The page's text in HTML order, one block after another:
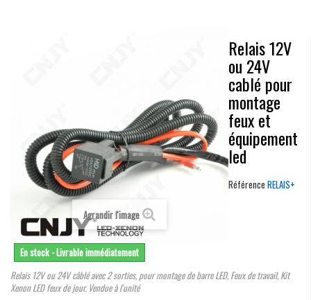
Agrandir l'image
Relais 12V
ou 24V
cablé pour
montage
feux et
équipement
led
Référence RELAIS+
En stock - Livrable immédiatement
Relais 12V ou 24V câblé avec 2 sorties, pour montage de barre LED, Feux de travail, Kit
Xenon LED feux de jour. Vendue à l'unité